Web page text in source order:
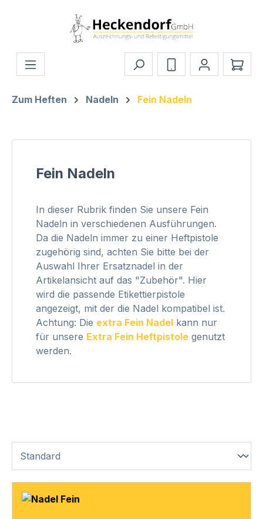
Zum Hauptinhalt springen
Zum Heften Nadeln Fein Nadeln
Fein Nadeln
In dieser Rubrik finden Sie unsere Fein
Nadeln in verschiedenen Ausführungen.
Da die Nadeln immer zu einer Heftpistole
zugehörig sind, achten Sie bitte bei der
Auswahl Ihrer Ersatznadel in der
Artikelansicht auf das "Zubehör". Hier
wird die passende Etikettierpistole
angezeigt, mit der die Nadel kompatibel ist.
Achtung: Die extra Fein Nadel kann nur
für unsere Extra Fein Heftpistole genutzt
werden.